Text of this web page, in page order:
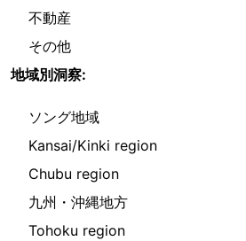
不動産
その他
地域別洞察:
ソング地域
Kansai/Kinki region
Chubu region
九州・沖縄地方
Tohoku region